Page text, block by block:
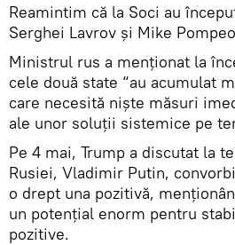
Reamintim că la Soci au
Serghei Lavrov și Mike
Ministrul rus a menționat la
cele două state “au acumulat
care necesită niște măsuri
ale unor soluții sistemice pe
Pe 4 mai, Trump a discutat la
Rusiei, Vladimir Putin,
o drept una pozitivă,
un potențial enorm pentru
pozitive.